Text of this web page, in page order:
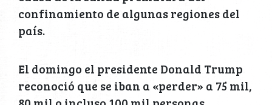
confinamiento de algunas regiones del
país.
El domingo el presidente Donald Trump
reconoció que se iban a «perder» a 75 mil,